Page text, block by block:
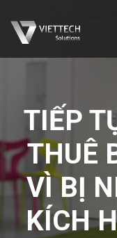
TIẾP
THUÊ
VÌ BỊ
KÍCH